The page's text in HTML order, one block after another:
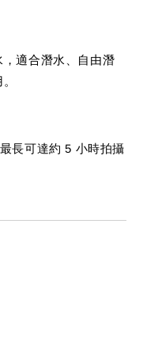
適合潛水、自由潛
長可達約 5 小時拍攝